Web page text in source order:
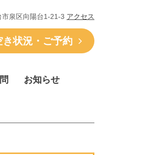
市泉区向陽台1-21-3 アクセス
き状況・ご予約
お知らせ